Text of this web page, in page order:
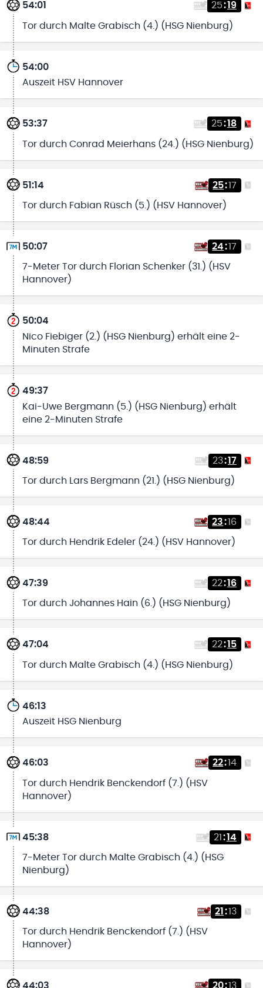
54:01 25:19
Tor durch Malte Grabisch (4.) (HSG Nienburg)
54:00
Auszeit HSV Hannover
53:37 25:18
Tor durch Conrad Meierhans (24.) (HSG Nienburg)
51:14 25:17
Tor durch Fabian Rüsch (5.) (HSV Hannover)
50:07 24:17
7-Meter Tor durch Florian Schenker (31.) (HSV
Hannover)
50:04
Nico Fiebiger (2.) (HSG Nienburg) erhält eine 2-
Minuten Strafe
49:37
Kai-Uwe Bergmann (5.) (HSG Nienburg) erhält
eine 2-Minuten Strafe
48:59 23:17
Tor durch Lars Bergmann (21.) (HSG Nienburg)
48:44 23:16
Tor durch Hendrik Edeler (24.) (HSV Hannover)
47:39 22:16
Tor durch Johannes Hain (6.) (HSG Nienburg)
47:04 22:15
Tor durch Malte Grabisch (4.) (HSG Nienburg)
46:13
Auszeit HSG Nienburg
46:03 22:14
Tor durch Hendrik Benckendorf (7.) (HSV
Hannover)
45:38 21 :14
7-Meter Tor durch Malte Grabisch (4.) (HSG
Nienburg)
44:38 21 :13
Tor durch Hendrik Benckendorf (7.) (HSV
Hannover)
44:03 20:13